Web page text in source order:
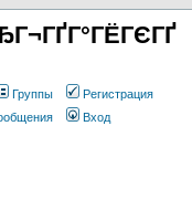
Группы
Регистрация
Вход